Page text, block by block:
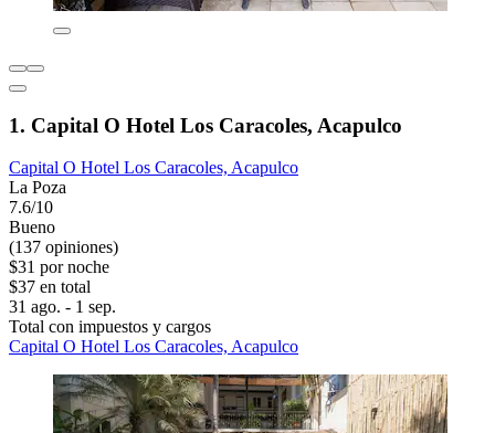
1. Capital O Hotel Los Caracoles, Acapulco
Capital O Hotel Los Caracoles, Acapulco
La Poza
7.6/10
Bueno
(137 opiniones)
$31 por noche
$37 en total
31 ago. - 1 sep.
Total con impuestos y cargos
Capital O Hotel Los Caracoles, Acapulco